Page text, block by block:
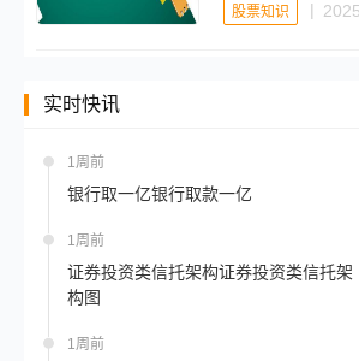
股票知识
实时快讯
1周前
银行取一亿银行取款一亿
1周前
证券投资类信托架构证券投资类信托架
构图
1周前